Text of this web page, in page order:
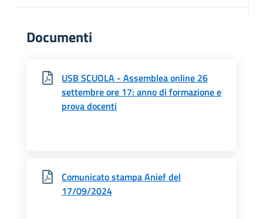
Documenti
USB SCUOLA - Assemblea online 26
settembre ore 17: anno di formazione e
prova docenti
Comunicato stampa Anief del
17/09/2024